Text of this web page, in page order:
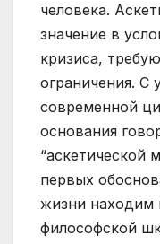
человека.
значение в
кризиса,
ограничения. С
современной
основания
“аскетической
первых
жизни находим
философской